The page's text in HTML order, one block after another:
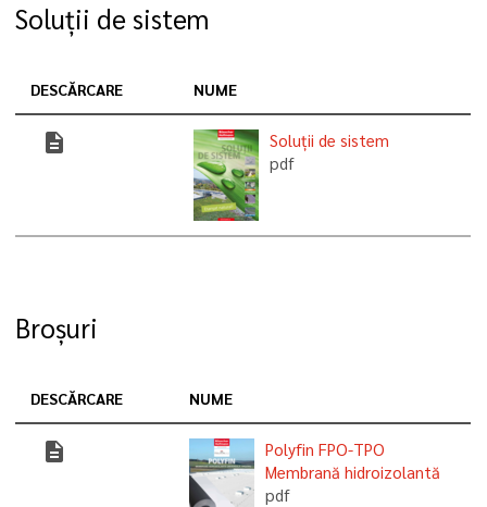
Soluții de sistem
DESCĂRCARE NUME
description
Soluții de sistem
pdf
Broșuri
DESCĂRCARE NUME
description
Polyfin FPO-TPO
Membrană hidroizolantă
pdf